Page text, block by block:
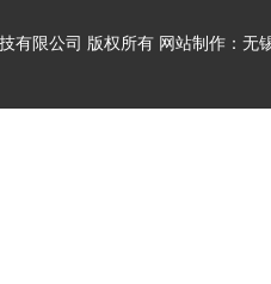
有限公司 版权所有 网站制作 ： 无